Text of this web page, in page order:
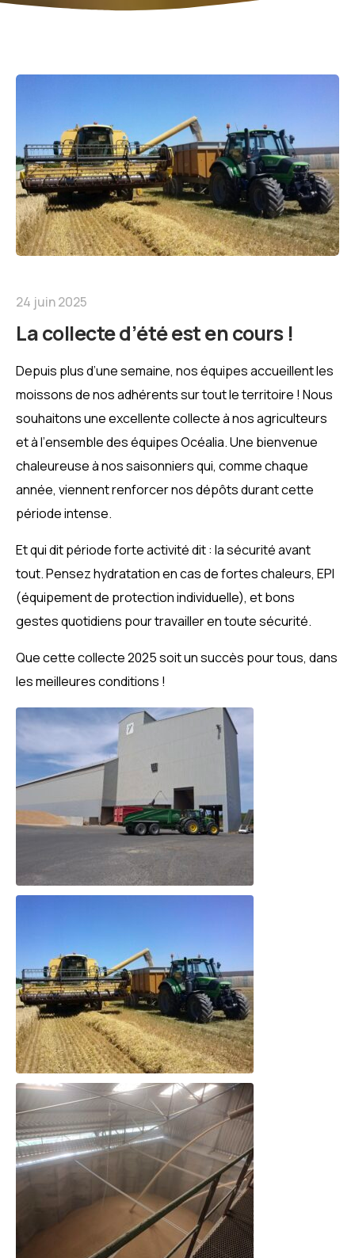
24 juin 2025
La collecte d’été est en cours !
Depuis plus d’une semaine, nos équipes accueillent les
moissons de nos adhérents sur tout le territoire ! Nous
souhaitons une excellente collecte à nos agriculteurs
et à l’ensemble des équipes Océalia. Une bienvenue
chaleureuse à nos saisonniers qui, comme chaque
année, viennent renforcer nos dépôts durant cette
période intense.
Et qui dit période forte activité dit : la sécurité avant
tout. Pensez hydratation en cas de fortes chaleurs, EPI
(équipement de protection individuelle), et bons
gestes quotidiens pour travailler en toute sécurité.
Que cette collecte 2025 soit un succès pour tous, dans
les meilleures conditions !